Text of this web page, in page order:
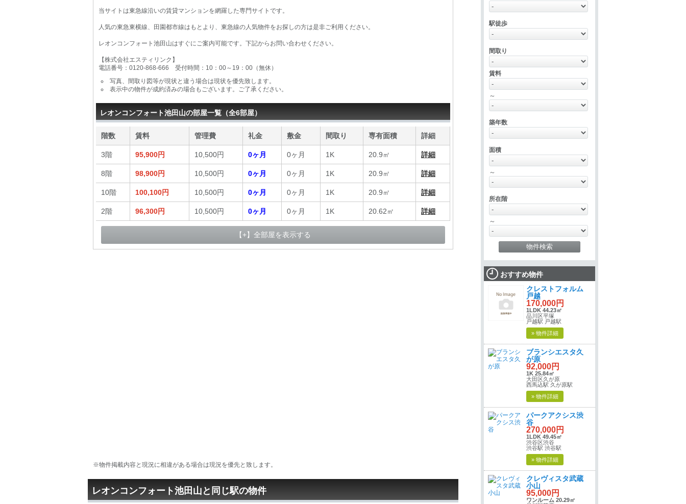
当サイトは東急線沿いの賃貸マンションを網羅した専門サイトです。
人気の東急東横線、田園都市線はもとより、東急線の人気物件をお探しの方は是非ご利用ください。
レオンコンフォート池田山はすぐにご案内可能です。下記からお問い合わせください。
【株式会社エスティリンク】
電話番号：0120-868-666 受付時間：10：00～19：00（無休）
写真、間取り図等が現状と違う場合は現状を優先致します。
表示中の物件が成約済みの場合もございます。ご了承ください。
レオンコンフォート池田山の部屋一覧（全6部屋）
階数 賃料 管理費 礼金 敷金 間取り 専有面積 詳細
3階 95,900円 10,500円 0ヶ月 0ヶ月 1K 20.9㎡ 詳細
8階 98,900円 10,500円 0ヶ月 0ヶ月 1K 20.9㎡ 詳細
10階 100,100円 10,500円 0ヶ月 0ヶ月 1K 20.9㎡ 詳細
2階 96,300円 10,500円 0ヶ月 0ヶ月 1K 20.62㎡ 詳細
【+】全部屋を表示する
※物件掲載内容と現況に相違がある場合は現況を優先と致します。
レオンコンフォート池田山と同じ駅の物件
駅徒歩
間取り
賃料
～
築年数
面積
～
所在階
～
おすすめ物件
クレストフォルム
戸越
170,000円
1LDK 44.23㎡
品川区平塚
戸越駅 戸越駅
» 物件詳細
ブランシエスタ久
が原
92,000円
1K 25.84㎡
大田区久が原
西馬込駅 久が原駅
» 物件詳細
パークアクシス渋
谷
270,000円
1LDK 49.45㎡
渋谷区渋谷
渋谷駅 渋谷駅
» 物件詳細
クレヴィスタ武蔵
小山
95,000円
ワンルーム 20.29㎡